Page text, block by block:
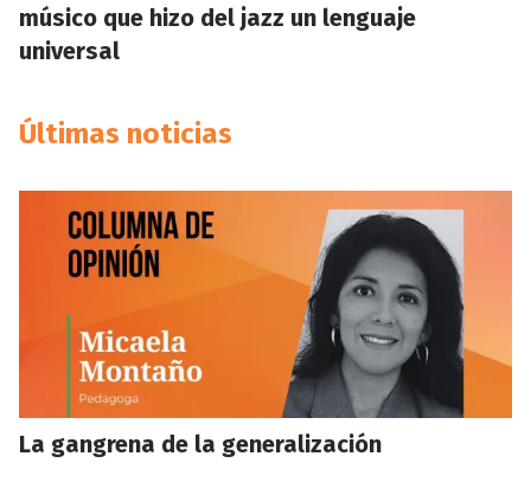
músico que hizo del jazz un lenguaje
universal
Últimas noticias
La gangrena de la generalización